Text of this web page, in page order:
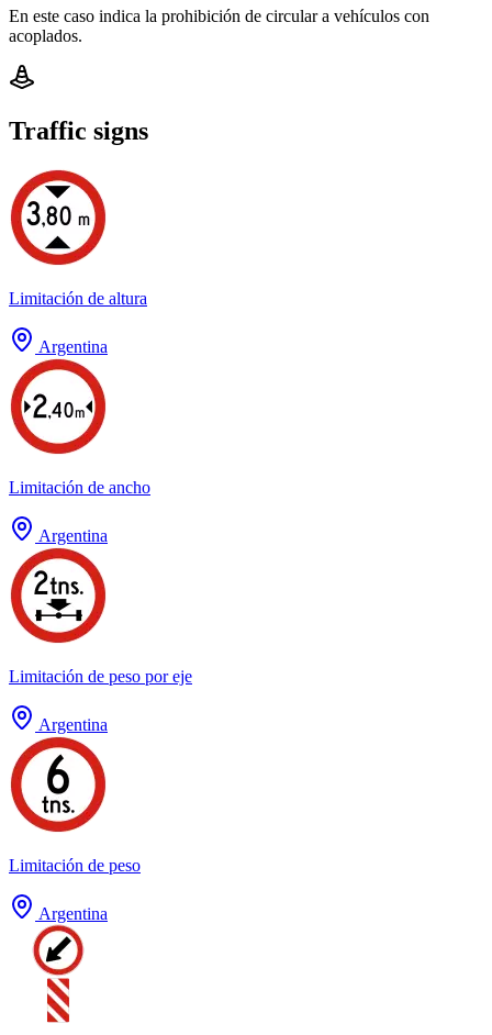
En este caso indica la prohibición de circular a vehículos con
acoplados.
Traffic signs
Limitación de altura
Argentina
Limitación de ancho
Argentina
Limitación de peso por eje
Argentina
Limitación de peso
Argentina